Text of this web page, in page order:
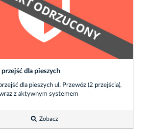
dla pieszych
dla pieszych ul. Przewóz (2 przejścia),
z aktywnym systemem
Zobacz